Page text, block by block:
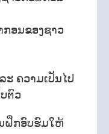
ອນຂອງຊາວ
ຄວາມເປັນໄປ
ຕົວ
ຝຶກອົບຮົມໃຫ້